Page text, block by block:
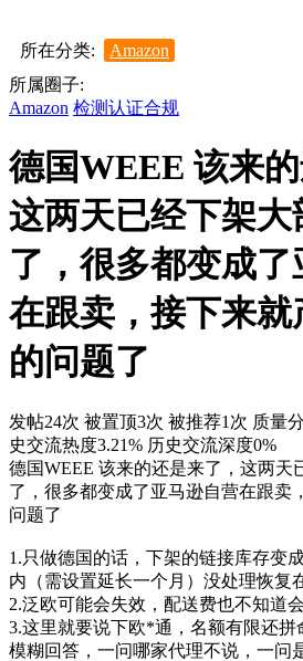
所在分类:
Amazon
所属圈子:
Amazon 检测认证合规
德国WEEE 该来的
这两天已经下架大
了，很多都变成
在跟卖，接下来就
的问题了
发帖24次 被置顶3次 被推荐1次 质量
史交流热度3.21% 历史交流深度0%
德国WEEE 该来的还是来了，这两天
了，很多都变成了亚马逊自营在跟卖
问题了
1.只做德国的话，下架的链接库存变
内（需设置延长一个月）没处理恢复
2.泛欧可能会失效，配送费也不知道
3.这里就要说下欧*通，名额有限还拼
模糊回答，一问哪家代理不说，一问